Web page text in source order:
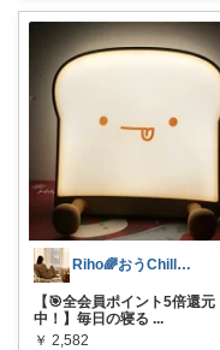
Riho🌈おうChill★グッズ
【🎯全会員ポイント5倍還元
中！】毎日の寝る ...
￥ 2,582